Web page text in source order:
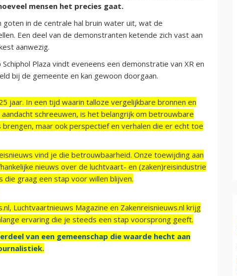
mensen het precies gaat.
in de centrale hal bruin water uit, wat de
Een deel van de demonstranten ketende zich vast aan
aanwezig.
Plaza vindt eveneens een demonstratie van XR en
bij de gemeente en kan gewoon doorgaan.
jaar. In een tijd waarin talloze vergelijkbare bronnen en
schreeuwen, is het belangrijk om betrouwbare
maar ook perspectief en verhalen die er echt toe
vind je die betrouwbaarheid. Onze toewijding aan
nieuws over de luchtvaart- en (zaken)reisindustrie
graag een stap voor willen blijven.
Luchtvaartnieuws Magazine en Zakenreisnieuws.nl krijg
ervaring die je steeds een stap voorsprong geeft.
van een gemeenschap die waarde hecht aan